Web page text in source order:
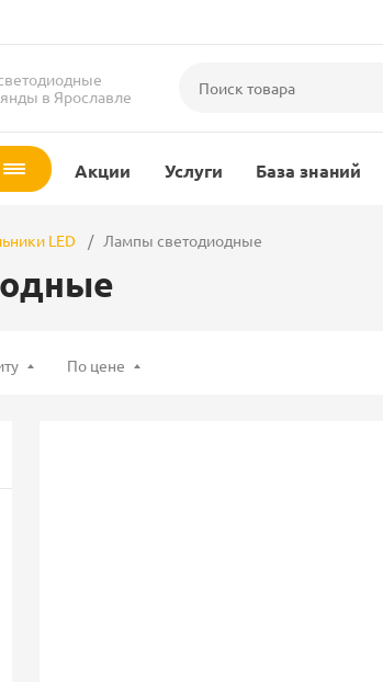
в Ярославле
Акции Услуги База знаний
LED Лампы светодиодные
По цене